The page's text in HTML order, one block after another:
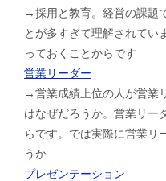
→採用と教育。経営の課題
とが多すぎて理解されてい
っておくことからです
営業リーダー
→営業成績上位の人が営業
はなぜだろうか。営業リー
らです。では実際に営業リ
うか
プレゼンテーション